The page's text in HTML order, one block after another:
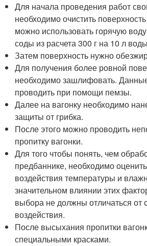
Для начала проведения работ
необходимо очистить
можно использовать горячую
соды из расчета 300 г на 10 л
Затем поверхность нужно
Для получения более ровной
необходимо зашлифовать.
проводить при помощи пемзы.
Далее на вагонку необходимо
защиты от грибка.
После этого можно проводить
пропитку вагонки.
Для того чтобы понять, чем
предбаннике, необходимо
воздействия температуры и
значительном влиянии этих
выбора не должны отличаться от
воздействия.
После высыхания пропитки
специальными красками.